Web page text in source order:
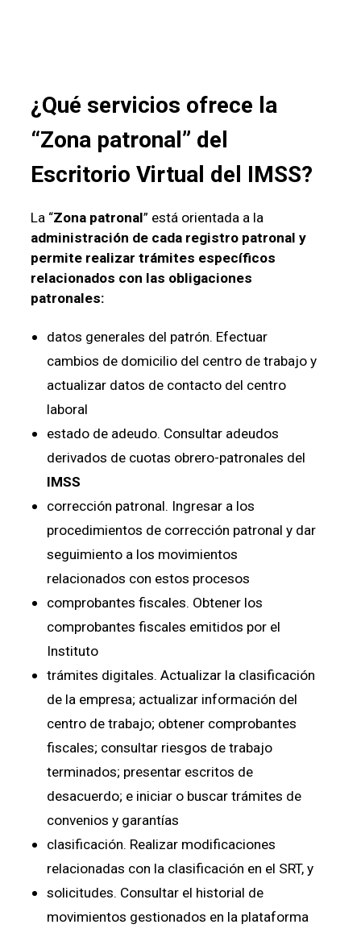
¿Qué servicios ofrece la
“Zona patronal” del
Escritorio Virtual del IMSS?
La “Zona patronal” está orientada a la
administración de cada registro patronal y
permite realizar trámites específicos
relacionados con las obligaciones
patronales:
datos generales del patrón. Efectuar
cambios de domicilio del centro de trabajo y
actualizar datos de contacto del centro
laboral
estado de adeudo. Consultar adeudos
derivados de cuotas obrero-patronales del
IMSS
corrección patronal. Ingresar a los
procedimientos de corrección patronal y dar
seguimiento a los movimientos
relacionados con estos procesos
comprobantes fiscales. Obtener los
comprobantes fiscales emitidos por el
Instituto
trámites digitales. Actualizar la clasificación
de la empresa; actualizar información del
centro de trabajo; obtener comprobantes
fiscales; consultar riesgos de trabajo
terminados; presentar escritos de
desacuerdo; e iniciar o buscar trámites de
convenios y garantías
clasificación. Realizar modificaciones
relacionadas con la clasificación en el SRT, y
solicitudes. Consultar el historial de
movimientos gestionados en la plataforma